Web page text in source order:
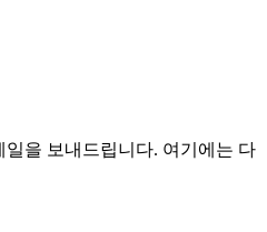
을 보내드립니다. 여기에는 다